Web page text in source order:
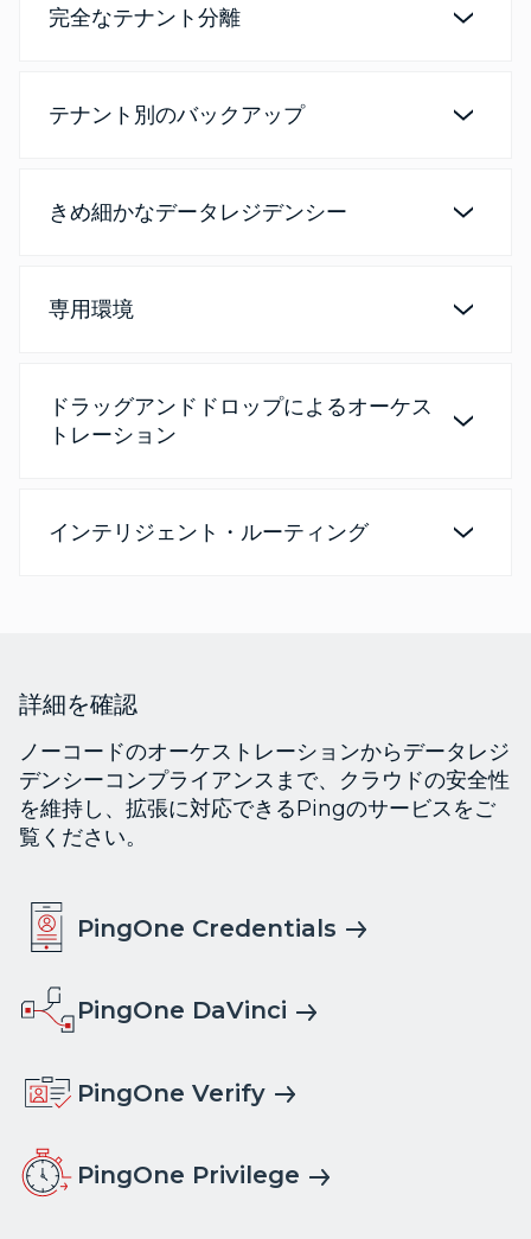
完全なテナント分離
テナント別のバックアップ
きめ細かなデータレジデンシー
専用環境
ドラッグアンドドロップによるオーケス
トレーション
インテリジェント・ルーティング
詳細を確認
ノーコードのオーケストレーションからデータレジ
デンシーコンプライアンスまで、クラウドの安全性
を維持し、拡張に対応できるPingのサービスをご
覧ください。
PingOne Credentials
PingOne DaVinci
PingOne Verify
PingOne Privilege